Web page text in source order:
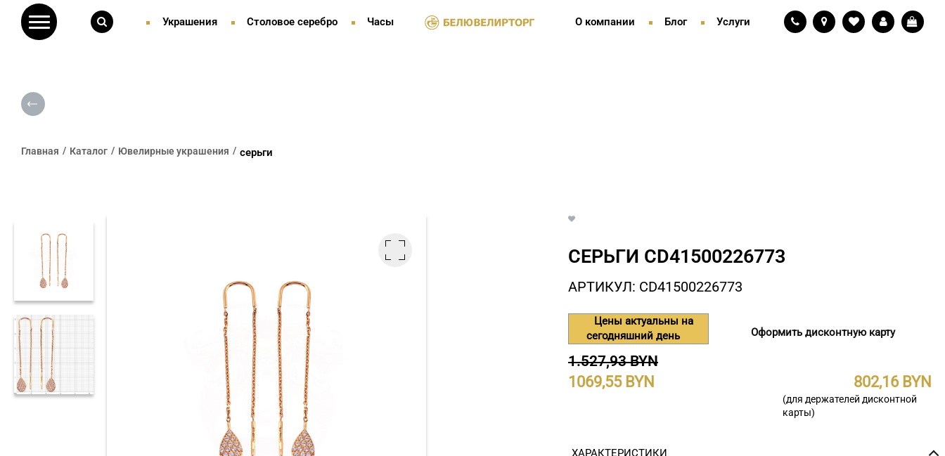
Украшения Столовое серебро Часы О компании Блог Услуги
Главная Каталог Ювелирные украшения серьги
СЕРЬГИ СD41500226773
АРТИКУЛ: СD41500226773
Цены актуальны на
сегодняшний день
Оформить дисконтную карту
1.527,93 BYN
1069,55 802,16
(для держателей дисконтной
карты)
ХАРАКТЕРИСТИКИ